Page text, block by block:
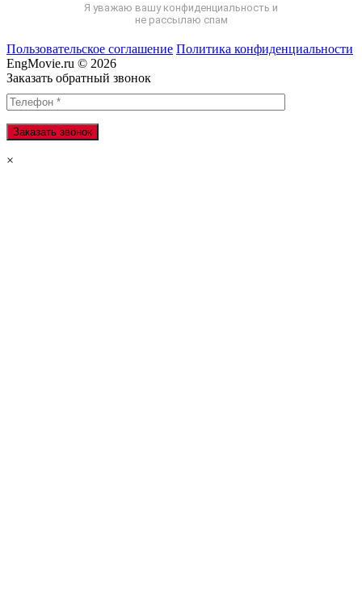
Я уважаю вашу конфиденциальность и
не рассылаю спам
Пользовательское соглашение Политика конфиденциальности
EngMovie.ru © 2026
Заказать обратный звонок
×